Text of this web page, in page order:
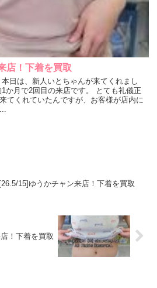
店！下着を買取
日は、新人いとちゃんが来てくれまし
か月で2回目の来店です。 とても礼儀正
てくれていたんですが、お客様が店内に
[26.5/15]ゆうかチャン来店！下着を買取
！下着を買取